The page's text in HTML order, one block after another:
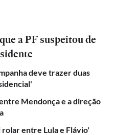
a PF suspeitou de
deve trazer duas
Mendonça e a direção
entre Lula e Flávio'